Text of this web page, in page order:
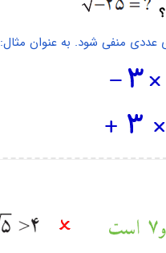
منفی شود. به عنوان مثال: